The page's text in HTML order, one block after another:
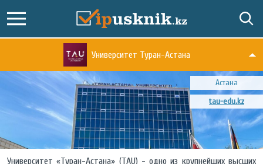
Университет Туран-Астана
Астана
tau-edu.kz
Университет «Туран-Астана» (TAU) - одно из крупнейших высших